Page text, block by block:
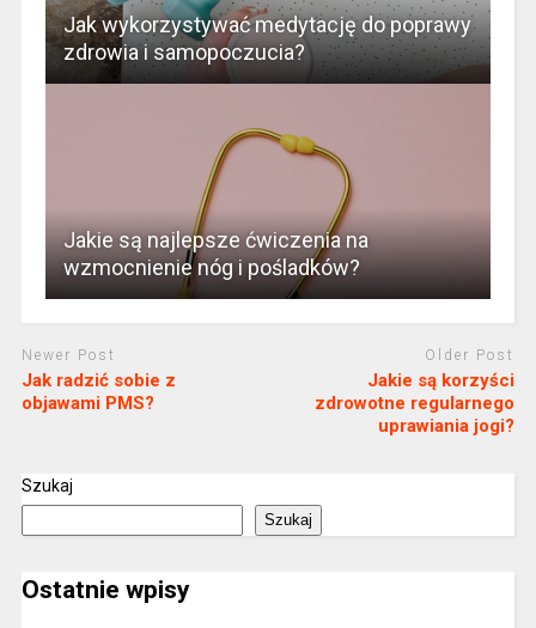
Jak wykorzystywać medytację do poprawy
zdrowia i samopoczucia?
Jakie są najlepsze ćwiczenia na
wzmocnienie nóg i pośladków?
Newer Post
Jak radzić sobie z
objawami PMS?
Older Post
Jakie są korzyści
zdrowotne regularnego
uprawiania jogi?
Szukaj
Szukaj
Ostatnie wpisy